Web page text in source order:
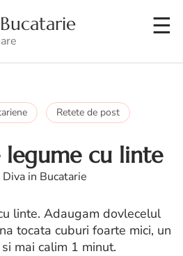
Retete de post
legume cu linte
Diva in Bucatarie
linte. Adaugam dovlecelul
tocata cuburi foarte mici, un
mai calim 1 minut.